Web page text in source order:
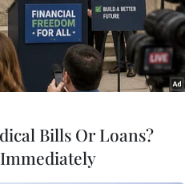
các doanh nghiệp và
và cảm thấy thoải mái
thông tin Nhật Bản
để thúc đẩy việc hợp
Bills Or Loans?